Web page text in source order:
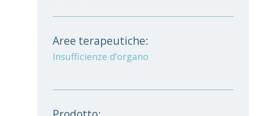
Aree terapeutiche:
Insufficienze d’organo